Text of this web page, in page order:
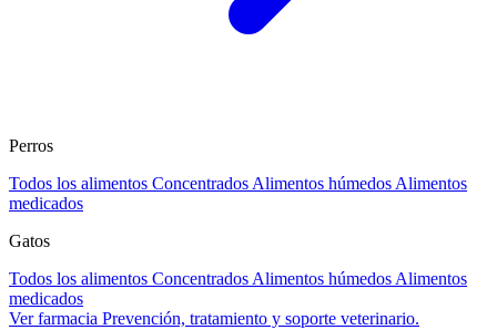
Perros
Todos los alimentos Concentrados Alimentos húmedos Alimentos
medicados
Gatos
Todos los alimentos Concentrados Alimentos húmedos Alimentos
medicados
Ver farmacia Prevención, tratamiento y soporte veterinario.